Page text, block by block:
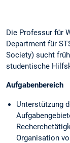
Die Professur für
Department für
Society) sucht
studentische
Aufgabenbereich
Unterstützung
Organisation